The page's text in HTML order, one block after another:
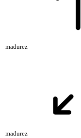
madurez
madurez